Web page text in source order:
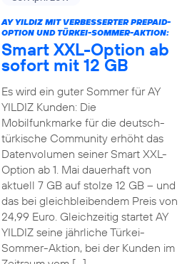
AY YILDIZ MIT VERBESSERTER PREPAID-
OPTION UND TÜRKEI-SOMMER-AKTION:
Smart XXL-Option ab
sofort mit 12 GB
Es wird ein guter Sommer für AY
YILDIZ Kunden: Die
Mobilfunkmarke für die deutsch-
türkische Community erhöht das
Datenvolumen seiner Smart XXL-
Option ab 1. Mai dauerhaft von
aktuell 7 GB auf stolze 12 GB – und
das bei gleichbleibendem Preis von
24,99 Euro. Gleichzeitig startet AY
YILDIZ seine jährliche Türkei-
Sommer-Aktion, bei der Kunden im